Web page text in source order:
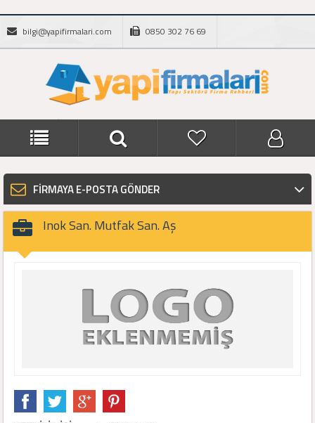
bilgi@yapifirmalari.com 0850 302 76 69
FİRMAYA E-POSTA GÖNDER
Inok San. Mutfak San. Aş